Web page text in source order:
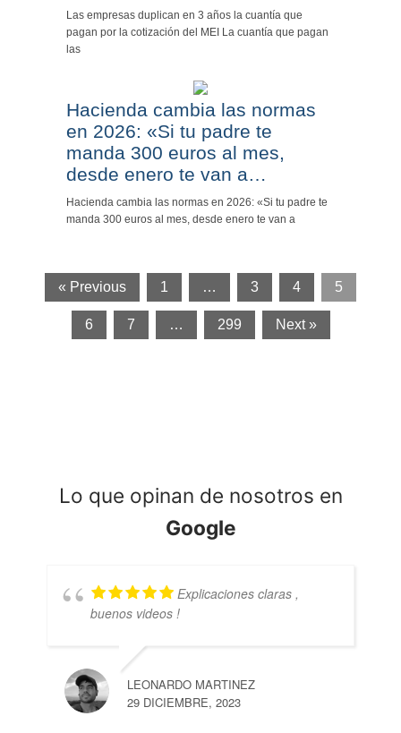
Las empresas duplican en 3 años la cuantía que
pagan por la cotización del MEI La cuantía que pagan
las
Hacienda cambia las normas
en 2026: «Si tu padre te
manda 300 euros al mes,
desde enero te van a…
Hacienda cambia las normas en 2026: «Si tu padre te
manda 300 euros al mes, desde enero te van a
« Previous 1 … 3 4 5
6 7 … 299 Next »
Lo que opinan de nosotros en
Google
Explicaciones claras ,
buenos videos !
LEONARDO MARTINEZ
29 DICIEMBRE, 2023